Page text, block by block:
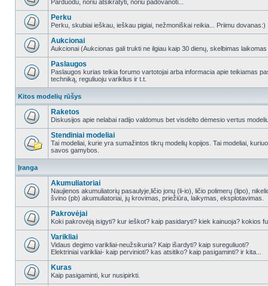
Parduodu, noriu atsikratyti, noriu padovanoti...
Perku
Perku, skubiai ieškau, ieškau pigiai, nežmoniškai reikia... Priimu dovanas:)
Aukcionai
Aukcionai (Aukcionas gali trukti ne ilgiau kaip 30 dienų, skelbimas
Paslaugos
Paslaugos kurias teikia forumo vartotojai arba informacia apie teikiamas
techniką, reguliuoju variklius ir t.t.
Kitos modelių rūšys
Raketos
Diskusijos apie nelabai radijo valdomus bet visdėlto dėmesio vertus
Stendiniai modeliai
Tai modeliai, kurie yra sumažintos tikrų modelių kopijos. Tai modeliai,
savos gamybos.
Įranga
Akumuliatoriai
Naujienos akumuliatorių pasaulyje,ličio jonų (li-io), ličio polimerų (lipo),
švino (pb) akumuliatoriai, jų krovimas, priežiūra, laikymas, eksplotavimas.
Pakrovėjai
Koki pakrovėją isigyti? kur ieškot? kaip pasidaryti? kiek kainuoja? kokios
Varikliai
Vidaus degimo varikliai-neužsikuria? Kaip išardyti? kaip sureguliuoti?
Elektriniai varikliai- kaip pervinioti? kas atsitiko? kaip pasigaminti? ir kita...
Kuras
Kaip pasigaminti, kur nusipirkti.